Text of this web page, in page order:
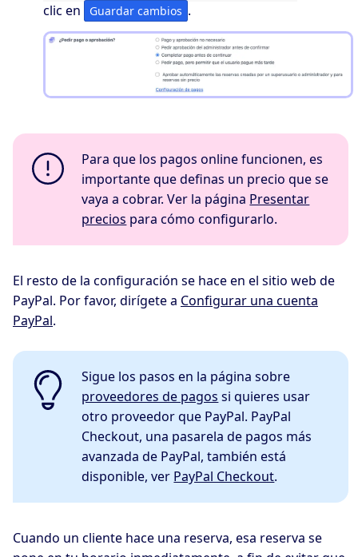
clic en
Guardar cambios .
Para que los pagos online funcionen, es
importante que definas un precio que se
vaya a cobrar. Ver la página Presentar
precios para cómo configurarlo.
El resto de la configuración se hace en el sitio web de
PayPal. Por favor, dirígete a Configurar una cuenta
PayPal.
Sigue los pasos en la página sobre
proveedores de pagos si quieres usar
otro proveedor que PayPal. PayPal
Checkout, una pasarela de pagos más
avanzada de PayPal, también está
disponible, ver PayPal Checkout.
Cuando un cliente hace una reserva, esa reserva se